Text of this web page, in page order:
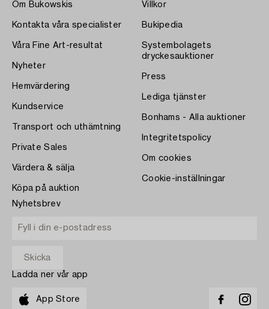
Om Bukowskis
Kontakta våra specialister
Våra Fine Art-resultat
Nyheter
Hemvärdering
Kundservice
Transport och uthämtning
Private Sales
Värdera & sälja
Köpa på auktion
Villkor
Bukipedia
Systembolagets
dryckesauktioner
Press
Lediga tjänster
Bonhams - Alla auktioner
Integritetspolicy
Om cookies
Cookie-inställningar
Nyhetsbrev
Ladda ner vår app
App Store